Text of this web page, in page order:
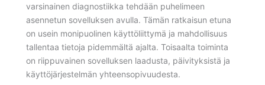
varsinainen diagnostiikka tehdään puhelimeen
asennetun sovelluksen avulla. Tämän ratkaisun etuna
on usein monipuolinen käyttöliittymä ja mahdollisuus
tallentaa tietoja pidemmältä ajalta. Toisaalta toiminta
on riippuvainen sovelluksen laadusta, päivityksistä ja
käyttöjärjestelmän yhteensopivuudesta.